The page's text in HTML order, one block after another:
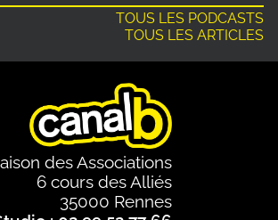
TOUS LES PODCASTS
TOUS LES ARTICLES
des Associations
6 cours des Alliés
35000 Rennes